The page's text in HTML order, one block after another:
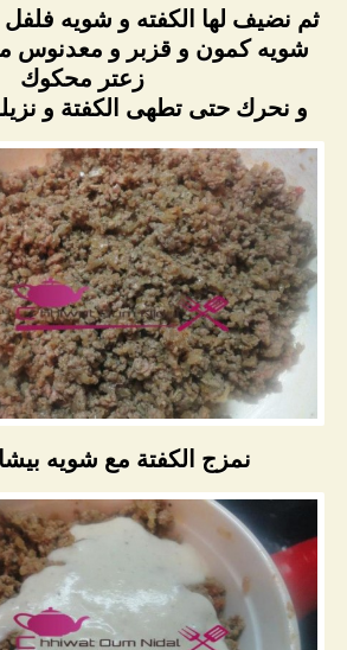
ثم نضيف لها الكفته و شويه
شويه كمون و قزبر و معدنوس
زعتر محكوك
و نحرك حتى تطهى الكفتة و
نمزج الكفتة مع شويه